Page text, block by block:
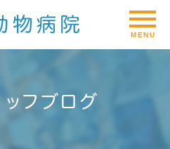
フブログ